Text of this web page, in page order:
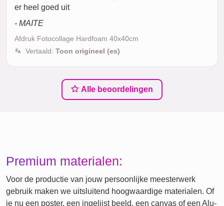
er heel goed uit
- MAITE
Afdruk Fotocollage Hardfoam 40x40cm
Vertaald: Toon origineel (es)
Alle beoordelingen
Premium materialen:
Voor de productie van jouw persoonlijke meesterwerk
gebruik maken we uitsluitend hoogwaardige materialen. Of
je nu een poster, een ingelijst beeld, een canvas of een Alu-